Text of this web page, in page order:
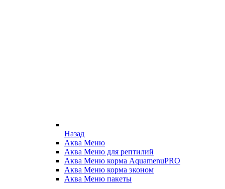
Назад
Аква Меню
Аква Меню для рептилий
Аква Меню корма AquamenuPRO
Аква Меню корма эконом
Аква Меню пакеты